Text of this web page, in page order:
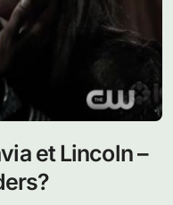
et Lincoln –